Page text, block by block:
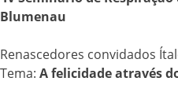
Blumenau
Renascedores convidados
Tema: A felicidade através